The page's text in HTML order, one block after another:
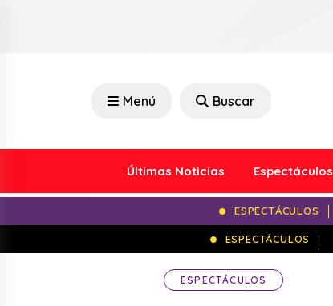
Menú Buscar
Últimas Noticias Espectáculos
ESPECTÁCULOS
ESPECTÁCULOS
ESPECTÁCULOS